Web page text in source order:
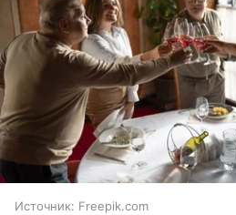
Источник: Freepik.com